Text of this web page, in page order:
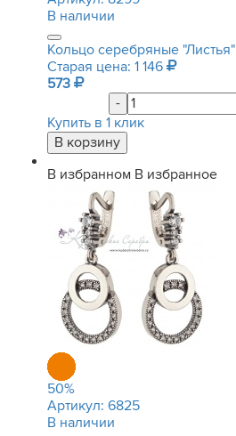
В наличии
Кольцо серебряные "Листья"
Старая цена: 1 146
573
-
Купить в 1 клик
В избранном В избранное
50%
Артикул: 6825
В наличии